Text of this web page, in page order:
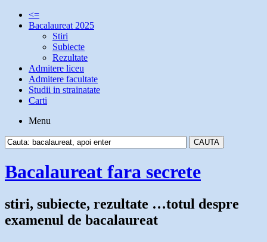
<=
Bacalaureat 2025
Stiri
Subiecte
Rezultate
Admitere liceu
Admitere facultate
Studii in strainatate
Carti
Menu
Bacalaureat fara secrete
stiri, subiecte, rezultate …totul despre
examenul de bacalaureat